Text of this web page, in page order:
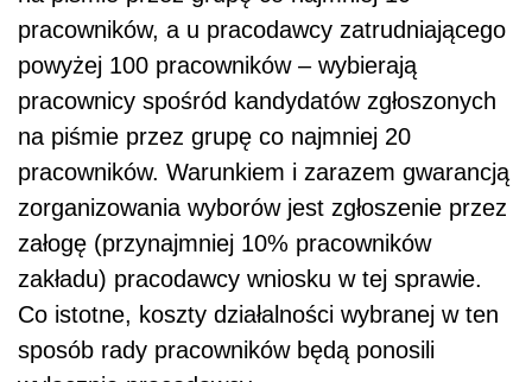
pracowników, a u pracodawcy zatrudniającego
powyżej 100 pracowników – wybierają
pracownicy spośród kandydatów zgłoszonych
na piśmie przez grupę co najmniej 20
pracowników. Warunkiem i zarazem gwarancją
zorganizowania wyborów jest zgłoszenie przez
załogę (przynajmniej 10% pracowników
zakładu) pracodawcy wniosku w tej sprawie.
Co istotne, koszty działalności wybranej w ten
sposób rady pracowników będą ponosili